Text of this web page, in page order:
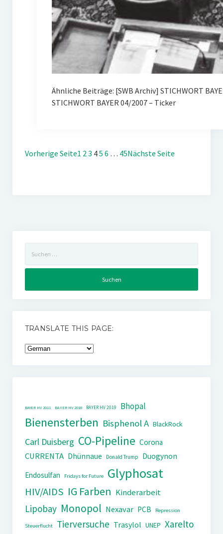
Ähnliche Beiträge: [SWB Archiv] STICHWORT
STICHWORT BAYER 04/2007 – Ticker
Vorherige Seite1 23 45 6 … 45Nächste Seite
nach:
TRANSLATE THIS PAGE:
BAYER HV 2011 BAYER HV 2018 BAYER HV 2019 Bhopal
Bienensterben Bisphenol A BlackRock
Carl Duisberg CO-Pipeline Corona
CURRENTA Dhünnaue Donald Trump
Duogynon
Endosulfan
Fridays for Future Glyphosat
HIV/AIDS IG Farben Kinderarbeit
Lipobay Monopol Nexavar PCB Repression
Steuerflucht Tierversuche Trasylol UNEP Xarelto